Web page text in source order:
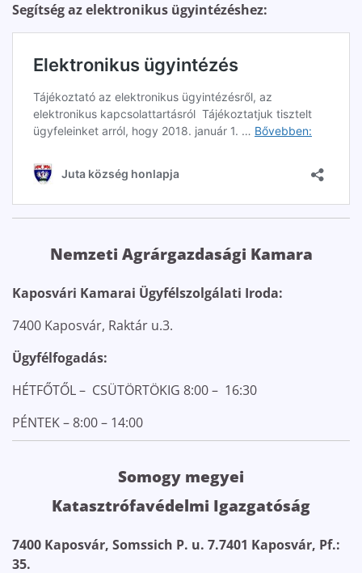
Segítség az elektronikus ügyintézéshez:
Nemzeti Agrárgazdasági Kamara
Kaposvári Kamarai Ügyfélszolgálati Iroda:
7400 Kaposvár, Raktár u.3.
Ügyfélfogadás:
HÉTFŐTŐL – CSÜTÖRTÖKIG 8:00 – 16:30
PÉNTEK – 8:00 – 14:00
Somogy megyei
Katasztrófavédelmi Igazgatóság
7400 Kaposvár, Somssich P. u. 7.7401 Kaposvár, Pf.:
35.